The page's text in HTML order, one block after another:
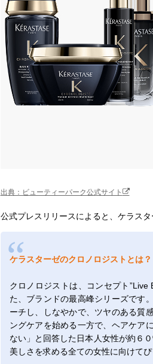
出典：ビューティーパーク公式サイト
公式プレスリリースによると、ケラスタ
ケラスターゼのクロノロジストとは
クロノロジストは、コンセプト
た、ブランドの最高峰シリーズです
ーチし、しなやかで、ツヤのある質
ングケアを始める一方で、ヘアケア
ない」と回答した日本人女性が約６
美しさを求める全ての女性に向けて